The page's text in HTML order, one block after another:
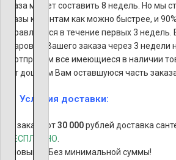
заказа может составить 8 недель. Но мы
заказы клиентам как можно быстрее, и
отправляются в течение первых 3 недель.
товаров из Вашего заказа через 3 недели
мы отправим все имеющиеся в наличии
счет дошлем Вам оставшуюся часть
Условия доставки:
При заказе от30 000рублей доставка
БЕСПЛАТНО.
Самовывоз Без минимальной суммы!